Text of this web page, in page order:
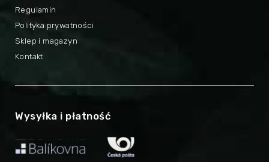
Regulamin
Polityka prywatności
Sklep i magazyn
Kontakt
Wysyłka i płatność